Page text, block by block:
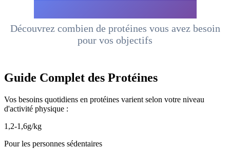
Découvrez combien de protéines vous avez besoin
pour vos objectifs
Guide Complet des Protéines
Vos besoins quotidiens en protéines varient selon votre niveau
d'activité physique :
1,2-1,6g/kg
Pour les personnes sédentaires